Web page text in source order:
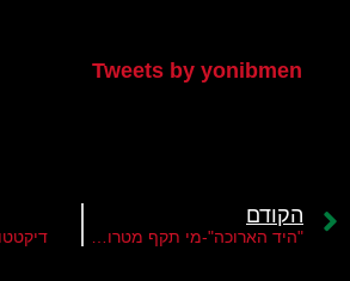
Tweets by yonibmen
הקודם